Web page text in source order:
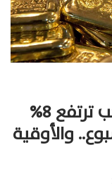
«مرصد الذهب»: أسعار الذهب ترتفع 8%
والأوقية